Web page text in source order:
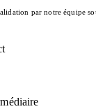
par notre équipe